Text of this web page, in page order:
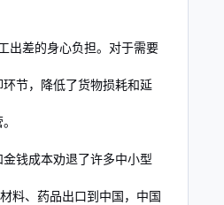
出差的身心负担。对于需要
节，降低了货物损耗和延
钱成本劝退了许多中小型
料、药品出口到中国，中国